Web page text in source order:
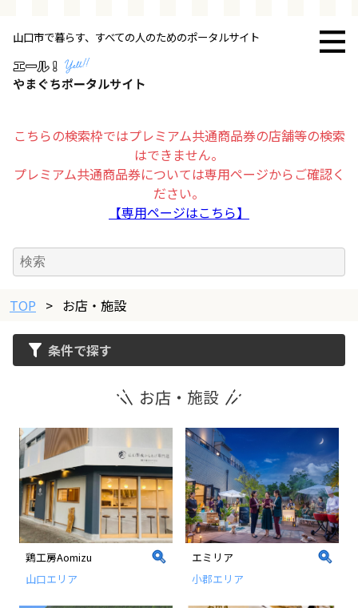
山口市で暮らす、すべての人のためのポータルサイト
こちらの検索枠ではプレミアム共通商品券の店舗等の検索
はできません。
プレミアム共通商品券については専用ページからご確認く
ださい。
【専用ページはこちら】
トップページ
その他
求人情報
お得
新規登録の事業者の皆様
すでにご登録済み事業者の皆様
イベント情報の掲載はこちら
TOP > お店・施設
条件で探す
お店・施設
鶏工房Aomizu
山口エリア
エミリア
小郡エリア